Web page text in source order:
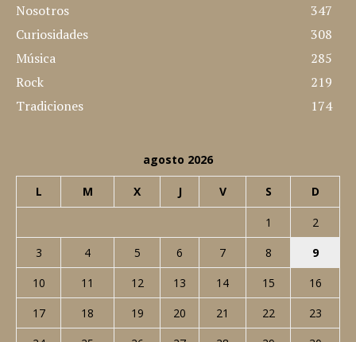
Nosotros
347
Curiosidades
308
Música
285
Rock
219
Tradiciones
174
agosto 2026
L M X J V S D
1
2
3
4 5 6 7 8
9
10
11 12 13 14 15
16
17
18 19 20 21 22
23